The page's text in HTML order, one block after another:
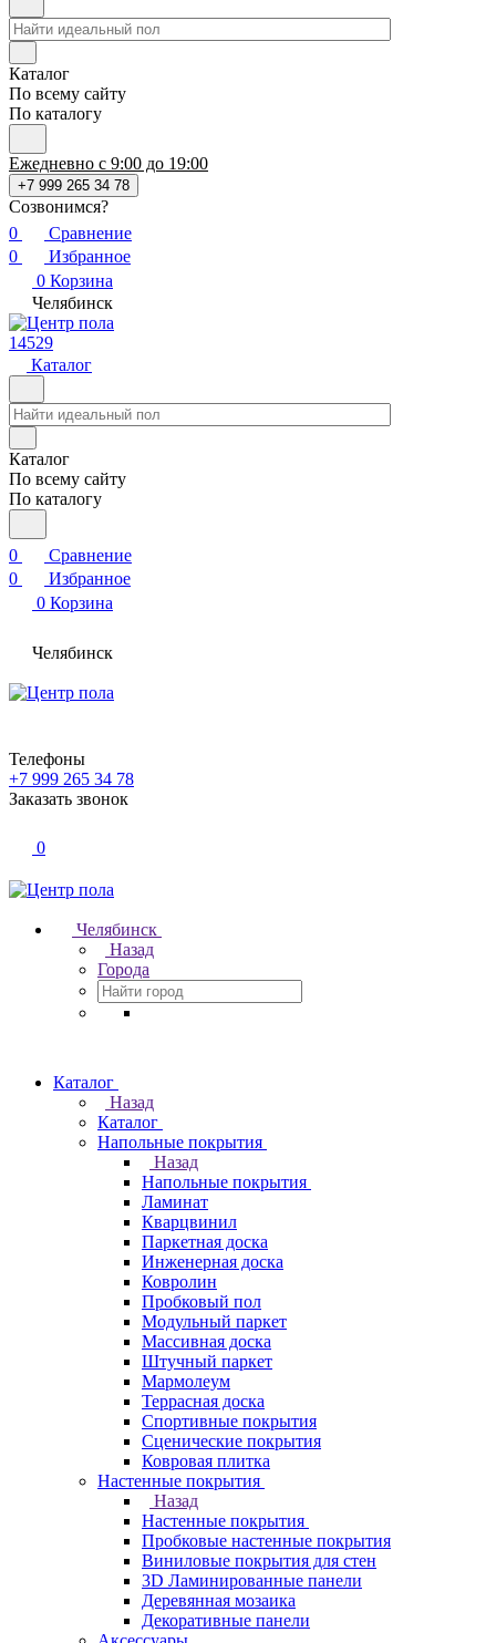
Каталог
По всему сайту
По каталогу
Ежедневно с 9:00 до 19:00
+7 999 265 34 78
Созвонимся?
0
Сравнение
0
Избранное
0 Корзина
Челябинск
14529
Каталог
Каталог
По всему сайту
По каталогу
0
Сравнение
0
Избранное
0 Корзина
Челябинск
Телефоны
+7 999 265 34 78
Заказать звонок
0
Челябинск
Назад
Города
Каталог
Назад
Каталог
Напольные покрытия
Назад
Напольные покрытия
Ламинат
Кварцвинил
Паркетная доска
Инженерная доска
Ковролин
Пробковый пол
Модульный паркет
Массивная доска
Штучный паркет
Мармолеум
Террасная доска
Спортивные покрытия
Сценические покрытия
Ковровая плитка
Настенные покрытия
Назад
Настенные покрытия
Пробковые настенные покрытия
Виниловые покрытия для стен
3D Ламинированные панели
Деревянная мозаика
Декоративные панели